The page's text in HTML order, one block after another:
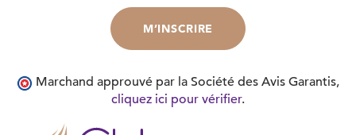
Marchand approuvé par la Société des Avis Garantis,
cliquez ici pour vérifier.